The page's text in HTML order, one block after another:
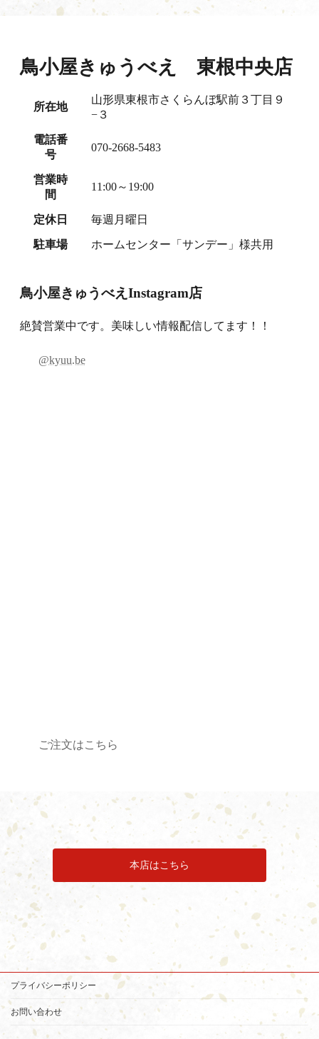
鳥小屋きゅうべえ 東根中央店
所在地
山形県東根市さくらんぼ駅前３丁目９
−３
電話番
号
070-2668-5483
営業時
間
11:00～19:00
定休日 毎週月曜日
駐車場 ホームセンター「サンデー」様共用
鳥小屋きゅうべえInstagram店
絶賛営業中です。美味しい情報配信してます！！
@kyuu.be
ご注文はこちら
本店はこちら
プライバシーポリシー
お問い合わせ